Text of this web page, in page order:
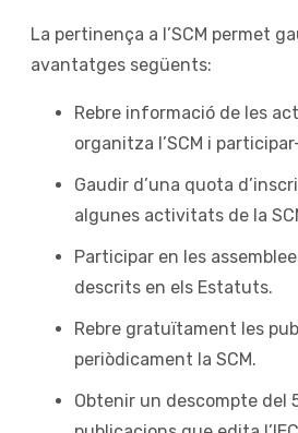
La pertinença a l’SCM permet
avantatges següents:
Rebre informació de les
organitza l’SCM i
Gaudir d’una quota
algunes activitats de la
Participar en les
descrits en els Estatuts.
Rebre gratuïtament les
periòdicament la SCM.
Obtenir un descompte del